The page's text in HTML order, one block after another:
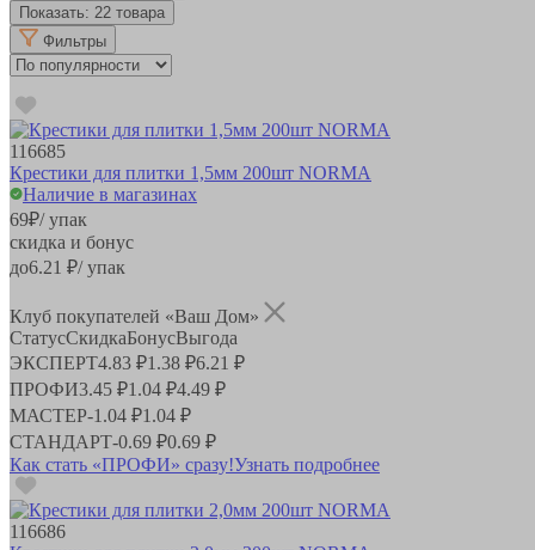
Показать: 22 товара
Фильтры
116685
Крестики для плитки 1,5мм 200шт NORMA
Наличие в магазинах
69₽/ упак
скидка и бонус
до6.21 ₽/ упак
Клуб покупателей «Ваш Дом»
СтатусСкидкаБонусВыгода
ЭКСПЕРТ4.83 ₽1.38 ₽6.21 ₽
ПРОФИ3.45 ₽1.04 ₽4.49 ₽
МАСТЕР-1.04 ₽1.04 ₽
СТАНДАРТ-0.69 ₽0.69 ₽
Как стать «ПРОФИ» сразу!Узнать подробнее
116686